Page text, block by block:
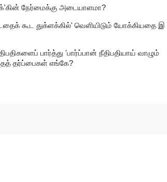
நேர்மைக்கு அடையாளமா?
கூட துக்ளக்கில்' வெளியிடும் யோக்கியதை இ
பார்த்து 'பார்ப்பான் நீதிபதியாய் வாழும்
தர்ப்பைகள் எங்கே?